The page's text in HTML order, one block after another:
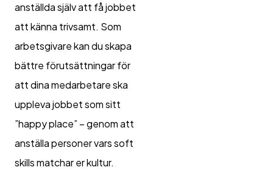
anställda själv att få jobbet
att känna trivsamt. Som
arbetsgivare kan du skapa
bättre förutsättningar för
att dina medarbetare ska
uppleva jobbet som sitt
”happy place” – genom att
anställa personer vars soft
skills matchar er kultur.